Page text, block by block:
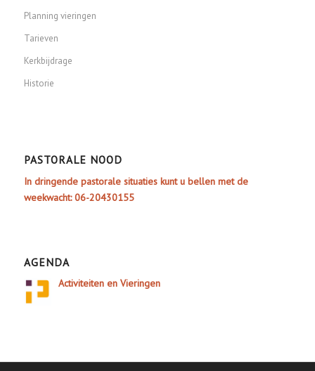
Planning vieringen
Tarieven
Kerkbijdrage
Historie
PASTORALE NOOD
In dringende pastorale situaties kunt u bellen met de
weekwacht: 06-20430155
AGENDA
Activiteiten en Vieringen